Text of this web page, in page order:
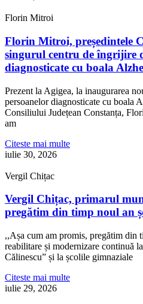
Florin Mitroi
Florin Mitroi, președintele
singurul centru de îngrijire
diagnosticate cu boala
Prezent la Agigea, la inaugurarea
persoanelor diagnosticate cu boala
Consiliului Județean Constanța,
am
Citeste mai multe
iulie 30, 2026
Vergil Chițac
Vergil Chițac, primarul
pregătim din timp noul an
,,Așa cum am promis, pregătim din
reabilitare și modernizare continuă
Călinescu” și la școlile gimnaziale
Citeste mai multe
iulie 29, 2026